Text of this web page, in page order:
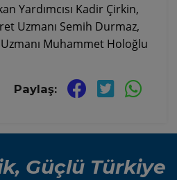
Yardımcısı Kadir Çirkin,
Uzmanı Semih Durmaz,
Muhammet Holoğlu
Paylaş:
Güçlü Türkiye